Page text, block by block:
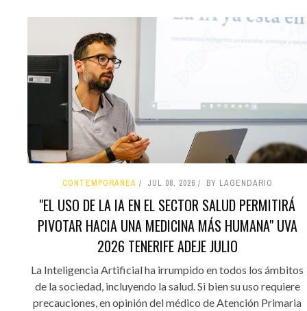
CONTEMPORÁNEA JUL 08, 2026 BY LAGENDARIO
"EL USO DE LA IA EN EL SECTOR SALUD PERMITIRÁ
PIVOTAR HACIA UNA MEDICINA MÁS HUMANA" UVA
2026 TENERIFE ADEJE JULIO
La Inteligencia Artificial ha irrumpido en todos los ámbitos
de la sociedad, incluyendo la salud. Si bien su uso requiere
precauciones, en opinión del médico de Atención Primaria